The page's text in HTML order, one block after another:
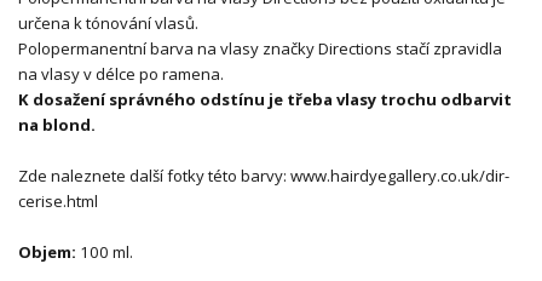
určena k tónování vlasů.
Polopermanentní barva na vlasy značky Directions stačí zpravidla
na vlasy v délce po ramena.
K dosažení správného odstínu je třeba vlasy trochu odbarvit
na blond.
Zde naleznete další fotky této barvy: www.hairdyegallery.co.uk/dir-
cerise.html
Objem: 100 ml.